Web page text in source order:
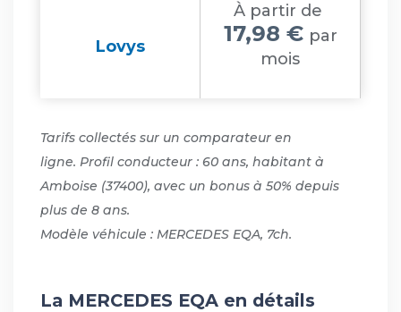
Lovys
À partir de
17,98 € par
mois
Tarifs collectés sur un comparateur en
ligne. Profil conducteur : 60 ans, habitant à
Amboise (37400), avec un bonus à 50% depuis
plus de 8 ans.
Modèle véhicule : MERCEDES EQA, 7ch.
La MERCEDES EQA en détails